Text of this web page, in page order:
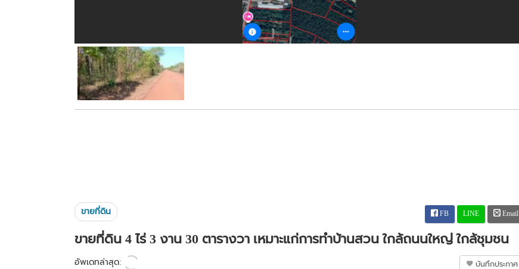
ขายที่ดิน FB LINE Email
ขายที่ดิน 4 ไร่ 3 งาน 30 ตารางวา เหมาะแก่การทำบ้านสวน ใกล้ถนนใหญ่ ใกล้ชุมชน
อัพเดทล่าสุด: บันทึกประกาศ